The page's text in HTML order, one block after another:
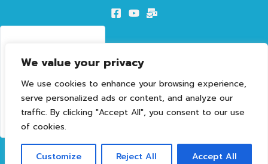
We value your privacy
We use cookies to enhance your browsing experience,
serve personalized ads or content, and analyze our
traffic. By clicking "Accept All", you consent to our use
of cookies.
Customize Reject All Accept All
LIVE VISITORS